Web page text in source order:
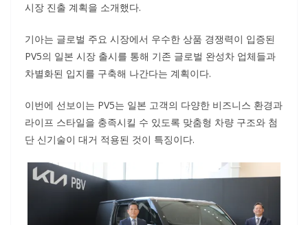
시장 진출 계획을 소개했다.
기아는 글로벌 주요 시장에서 우수한 상품 경쟁력이 입증된
PV5의 일본 시장 출시를 통해 기존 글로벌 완성차 업체들과
차별화된 입지를 구축해 나간다는 계획이다.
이번에 선보이는 PV5는 일본 고객의 다양한 비즈니스 환경과
라이프 스타일을 충족시킬 수 있도록 맞춤형 차량 구조와 첨
단 신기술이 대거 적용된 것이 특징이다.